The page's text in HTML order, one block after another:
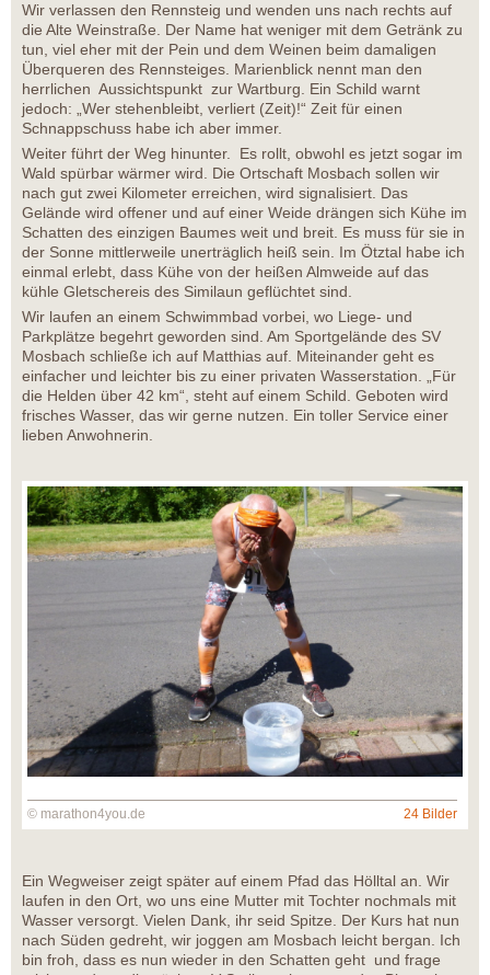
Wir verlassen den Rennsteig und wenden uns nach rechts auf
die Alte Weinstraße. Der Name hat weniger mit dem Getränk zu
tun, viel eher mit der Pein und dem Weinen beim damaligen
Überqueren des Rennsteiges. Marienblick nennt man den
herrlichen Aussichtspunkt zur Wartburg. Ein Schild warnt
jedoch: „Wer stehenbleibt, verliert (Zeit)!“ Zeit für einen
Schnappschuss habe ich aber immer.
Weiter führt der Weg hinunter. Es rollt, obwohl es jetzt sogar im
Wald spürbar wärmer wird. Die Ortschaft Mosbach sollen wir
nach gut zwei Kilometer erreichen, wird signalisiert. Das
Gelände wird offener und auf einer Weide drängen sich Kühe im
Schatten des einzigen Baumes weit und breit. Es muss für sie in
der Sonne mittlerweile unerträglich heiß sein. Im Ötztal habe ich
einmal erlebt, dass Kühe von der heißen Almweide auf das
kühle Gletschereis des Similaun geflüchtet sind.
Wir laufen an einem Schwimmbad vorbei, wo Liege- und
Parkplätze begehrt geworden sind. Am Sportgelände des SV
Mosbach schließe ich auf Matthias auf. Miteinander geht es
einfacher und leichter bis zu einer privaten Wasserstation. „Für
die Helden über 42 km“, steht auf einem Schild. Geboten wird
frisches Wasser, das wir gerne nutzen. Ein toller Service einer
lieben Anwohnerin.
© marathon4you.de 24 Bilder
Ein Wegweiser zeigt später auf einem Pfad das Hölltal an. Wir
laufen in den Ort, wo uns eine Mutter mit Tochter nochmals mit
Wasser versorgt. Vielen Dank, ihr seid Spitze. Der Kurs hat nun
nach Süden gedreht, wir joggen am Mosbach leicht bergan. Ich
bin froh, dass es nun wieder in den Schatten geht und frage